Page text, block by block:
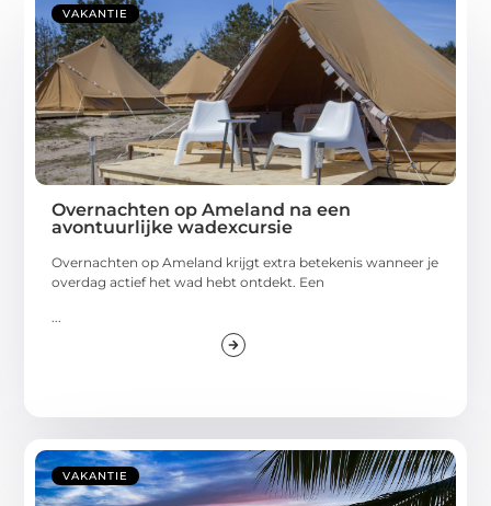
VAKANTIE
Overnachten op Ameland na een
avontuurlijke wadexcursie
Overnachten op Ameland krijgt extra betekenis wanneer je
overdag actief het wad hebt ontdekt. Een
...
VAKANTIE